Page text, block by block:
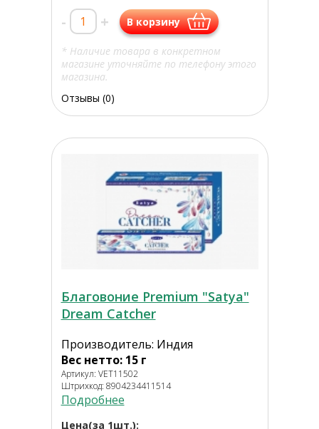
- + В корзину
* Наличие товара в конкретном
магазине уточняйте по телефону этого
магазина.
Отзывы (0)
Благовоние Premium "Satya"
Dream Catcher
Производитель: Индия
Вес нетто: 15 г
Артикул: VET11502
Штрихкод: 8904234411514
Подробнее
Цена(за 1шт.):